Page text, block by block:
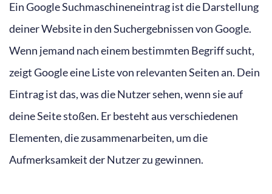
Ein Google Suchmaschineneintrag ist die Darstellung
deiner Website in den Suchergebnissen von Google.
Wenn jemand nach einem bestimmten Begriff sucht,
zeigt Google eine Liste von relevanten Seiten an. Dein
Eintrag ist das, was die Nutzer sehen, wenn sie auf
deine Seite stoßen. Er besteht aus verschiedenen
Elementen, die zusammenarbeiten, um die
Aufmerksamkeit der Nutzer zu gewinnen.